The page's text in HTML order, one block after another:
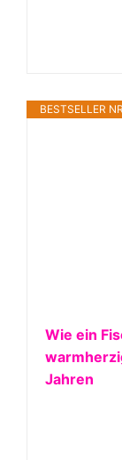
BESTSELLER
Wie ein
Jahren